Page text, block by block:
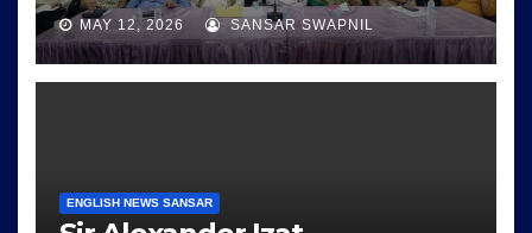
MAY 12, 2026 SANSAR SWAPNIL
ENGLISH NEWS SANSAR